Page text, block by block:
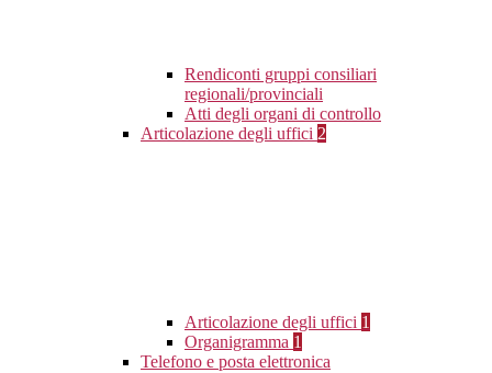
Rendiconti gruppi consiliari
regionali/provinciali
Atti degli organi di controllo
Articolazione degli uffici 2
Articolazione degli uffici 1
Organigramma 1
Telefono e posta elettronica